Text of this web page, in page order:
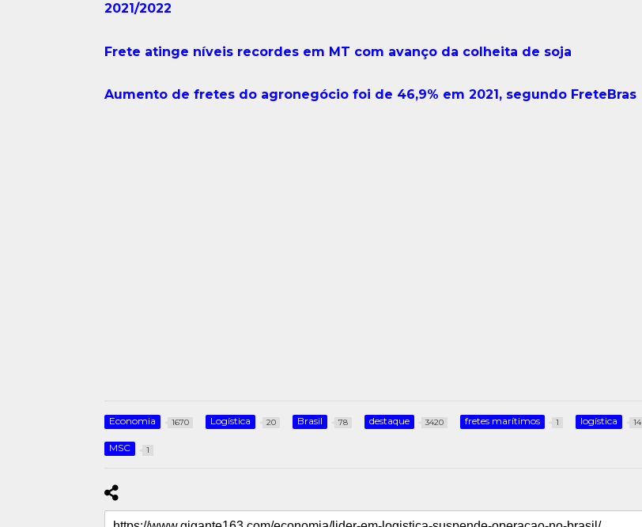
2021/2022
Frete atinge níveis recordes em MT com avanço da colheita de soja
Aumento de fretes do agronegócio foi de 46,9% em 2021, segundo FreteBras
Economia 1670 Logística 20 Brasil 78 destaque 3420 fretes marítimos 1 logística 14
MSC 1